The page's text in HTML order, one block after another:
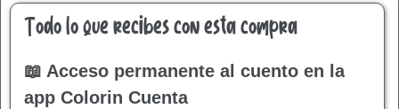
Todo lo que recibes con esta compra
📖 Acceso permanente al cuento en la
app Colorin Cuenta